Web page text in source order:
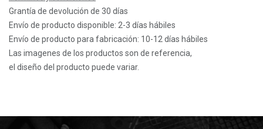
Grantía de devolución de 30 días
Envío de producto disponible: 2-3 días hábiles
Envío de producto para fabricación: 10-12 días hábiles
Las imagenes de los productos son de referencia,
el diseño del producto puede variar.